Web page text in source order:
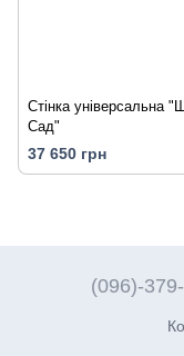
Стінка універсальна
Сад"
37 650 грн
(096)-